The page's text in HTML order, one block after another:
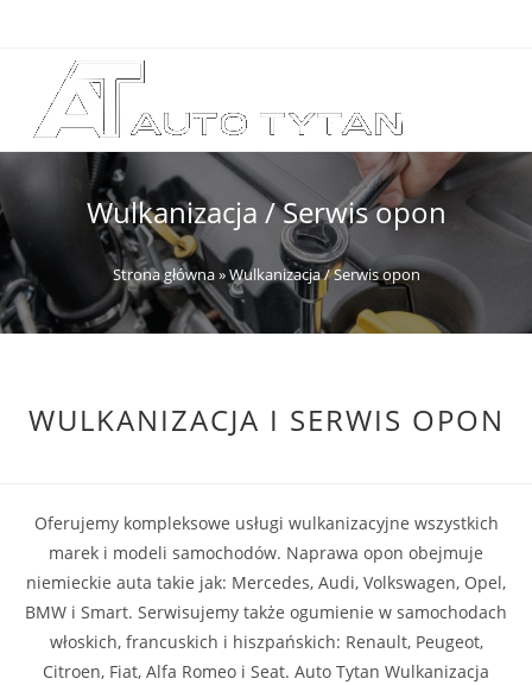
Wulkanizacja / Serwis opon
Strona główna»Wulkanizacja / Serwis opon
WULKANIZACJA I SERWIS OPON
Oferujemy kompleksowe usługi wulkanizacyjne wszystkich
marek i modeli samochodów. Naprawa opon obejmuje
niemieckie auta takie jak: Mercedes, Audi, Volkswagen, Opel,
BMW i Smart. Serwisujemy także ogumienie w samochodach
włoskich, francuskich i hiszpańskich: Renault, Peugeot,
Citroen, Fiat, Alfa Romeo i Seat. Auto Tytan Wulkanizacja